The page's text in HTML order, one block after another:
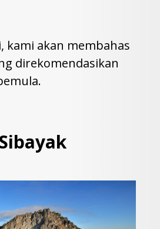
kami akan membahas
direkomendasikan